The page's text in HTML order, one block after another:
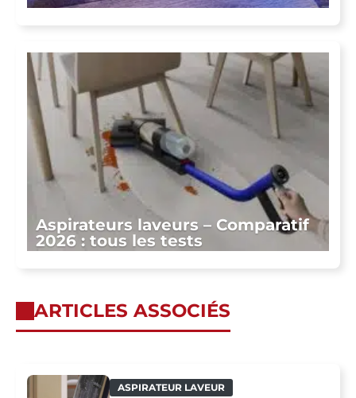
Aspirateurs laveurs – Comparatif
2026 : tous les tests
ARTICLES ASSOCIÉS
ASPIRATEUR LAVEUR